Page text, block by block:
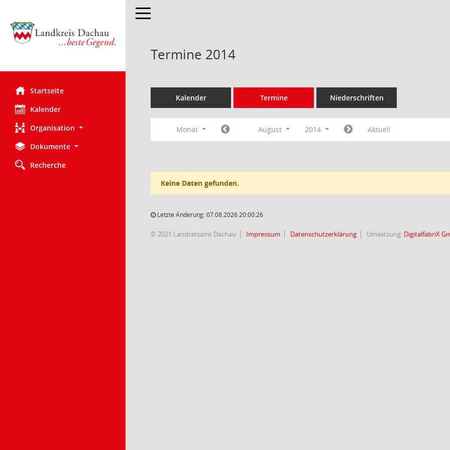
Startseite
Kalender
Organisation
Dokumente
Recherche
Toggle navigation
Termine 2014
Kalender Termine Niederschriften
Monat August 2014 Aktuell
Keine Daten gefunden.
Letzte Änderung: 07.08.2026 20:00:26
© 2021 Landratsamt Dachau Impressum Datenschutzerklärung Umsetzung: DigitalfabriX